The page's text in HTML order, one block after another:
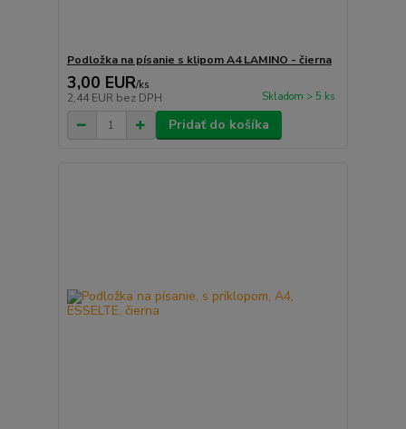
Podložka na písanie s klipom A4 LAMINO - čierna
3,00 EUR/ks
2,44 EUR bez DPH Skladom > 5 ks
Pridať do košíka